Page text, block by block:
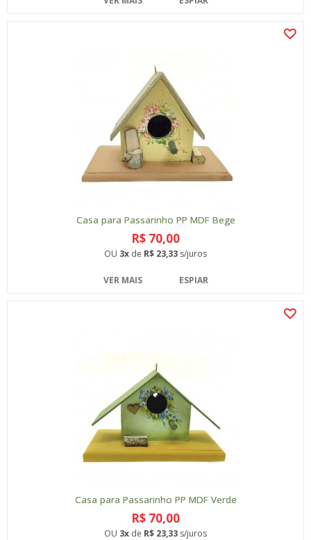
Casa para Passarinho PP MDF Bege
R$ 70,00
OU 3x de R$ 23,33 s/juros
VER MAIS ESPIAR
Casa para Passarinho PP MDF Verde
R$ 70,00
OU 3x de R$ 23,33 s/juros